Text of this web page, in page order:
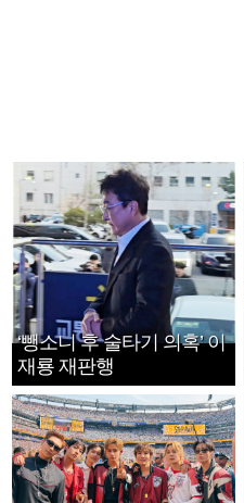
‘뺑소니 후 술타기 의혹’ 이
재룡 재판행